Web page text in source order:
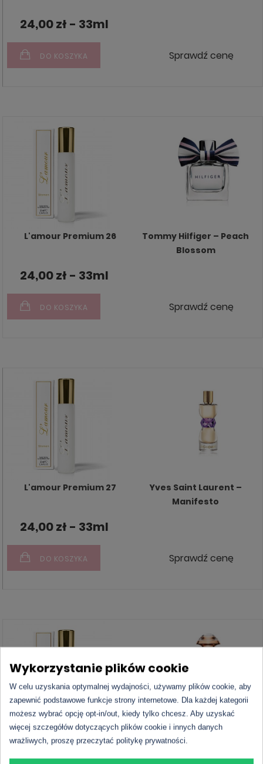
24,00 zł - 33ml
DO KOSZYKA Sprawdź cenę
L'amour Premium 26
Tommy Hilfiger – Peach
Blossom
24,00 zł - 33ml
DO KOSZYKA Sprawdź cenę
L'amour Premium 27
Yves Saint Laurent –
Manifesto
24,00 zł - 33ml
DO KOSZYKA Sprawdź cenę
L'amour Premium 30 Paco Rabanne – Olympea
Wykorzystanie plików cookie
W celu uzyskania optymalnej wydajności, używamy plików cookie, aby
zapewnić podstawowe funkcje strony internetowe. Dla każdej kategorii
możesz wybrać opcję opt-in/out, kiedy tylko chcesz. Aby uzyskać
więcej szczegółów dotyczących plików cookie i innych danych
wrażliwych, proszę przeczytać politykę prywatności.